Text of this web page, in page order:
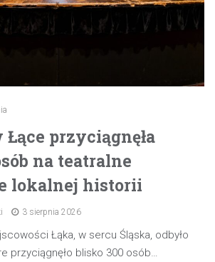
przyciągnęła
na teatralne
lokalnej historii
3 sierpnia 2026
Łąka, w sercu Śląska, odbyło
przyciągnęło blisko 300 osób…